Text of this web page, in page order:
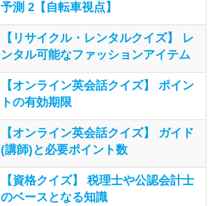
予測 2【自転車視点】
【リサイクル・レンタルクイズ】 レ
ンタル可能なファッションアイテム
【オンライン英会話クイズ】 ポイン
トの有効期限
【オンライン英会話クイズ】 ガイド
(講師)と必要ポイント数
【資格クイズ】 税理士や公認会計士
のベースとなる知識